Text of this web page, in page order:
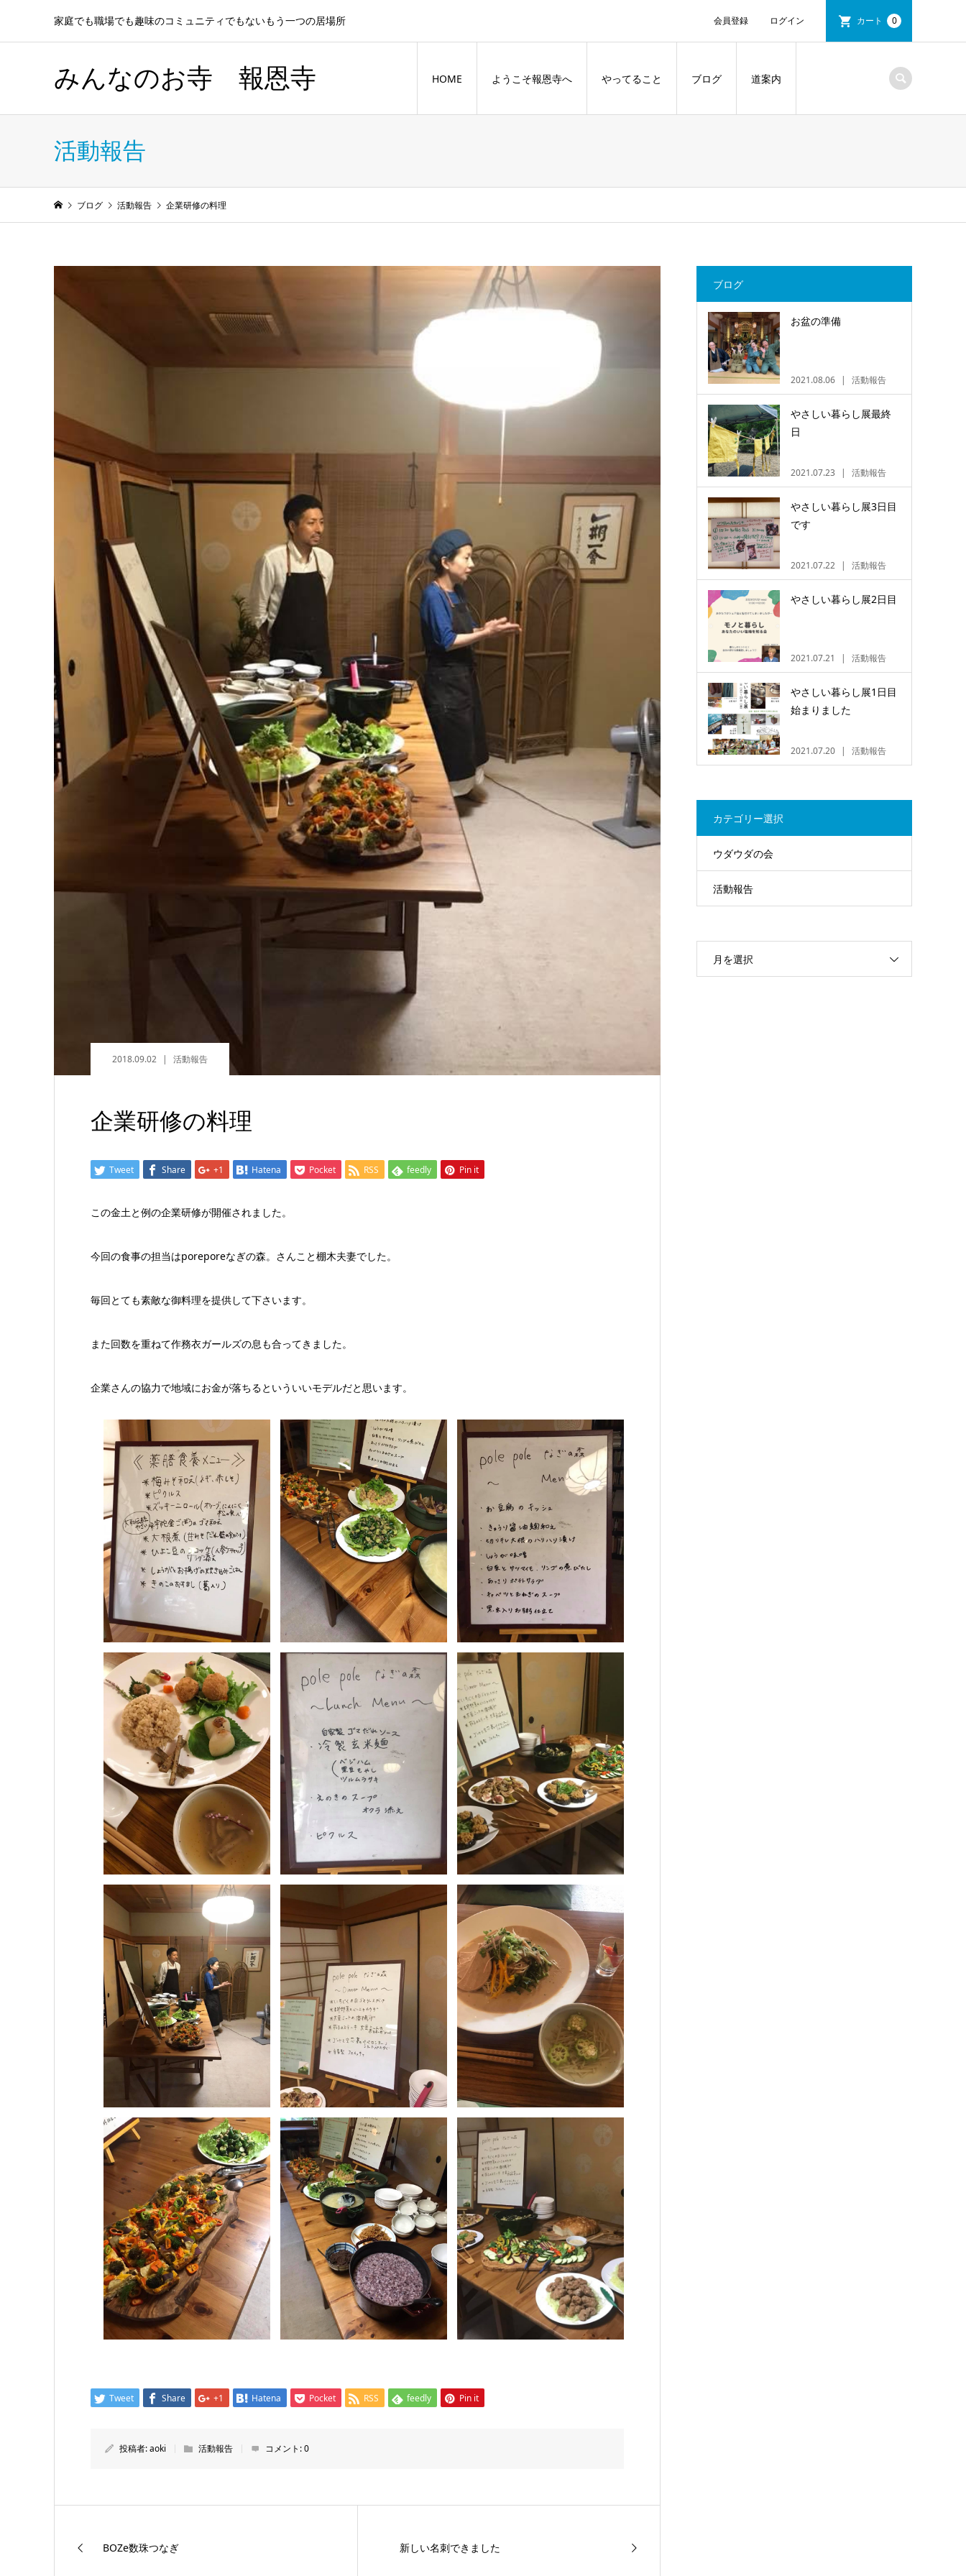
家庭でも職場でも趣味のコミュニティでもないもう一つの居場所 会員登録 ログイン カート 0
みんなのお寺 報恩寺 HOME ようこそ報恩寺へ やってること ブログ 道案内
活動報告
ブログ 活動報告 企業研修の料理
2018.09.02 活動報告
企業研修の料理
Tweet Share +1 Hatena Pocket RSS feedly Pin it
この金土と例の企業研修が開催されました。
今回の食事の担当はporeporeなぎの森。さんこと棚木夫妻でした。
毎回とても素敵な御料理を提供して下さいます。
また回数を重ねて作務衣ガールズの息も合ってきました。
企業さんの協力で地域にお金が落ちるといういいモデルだと思います。
Tweet Share +1 Hatena Pocket RSS feedly Pin it
投稿者:aoki 活動報告 コメント:0
BOZe数珠つなぎ 新しい名刺できました
ブログ
お盆の準備
2021.08.06 活動報告
やさしい暮らし展最終
日
2021.07.23 活動報告
やさしい暮らし展3日目
です
2021.07.22 活動報告
やさしい暮らし展2日目
2021.07.21 活動報告
やさしい暮らし展1日目
始まりました
2021.07.20 活動報告
カテゴリー選択
ウダウダの会
活動報告
月を選択